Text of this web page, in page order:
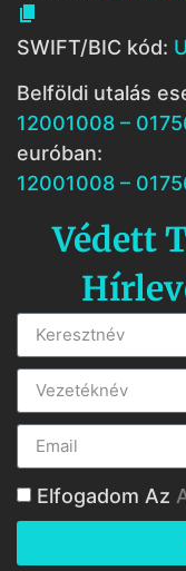

SWIFT/BIC kód:
Belföldi utalás
12001008 –
euróban:
12001008 –
Védett
Elfogadom Az